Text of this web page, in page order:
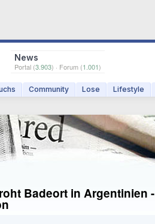
News
Portal (3.903) · Forum (1.001)
Community Lose Lifestyle
Badeort in Argentinien -